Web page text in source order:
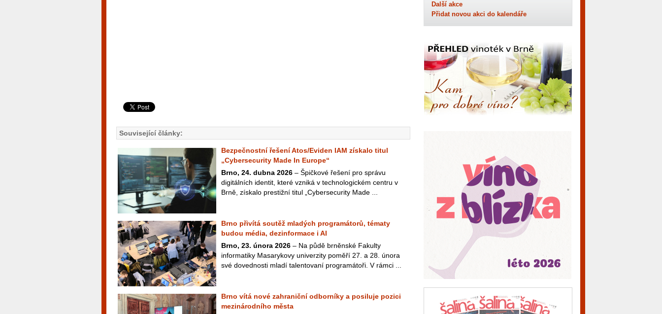
Související články:
Bezpečnostní řešení Atos/Eviden IAM získalo titul
„Cybersecurity Made In Europe“
Brno, 24. dubna 2026 – Špičkové řešení pro správu
digitálních identit, které vzniká v technologickém centru v
Brně, získalo prestižní titul „Cybersecurity Made ...
Brno přivítá soutěž mladých programátorů, tématy
budou média, dezinformace i AI
Brno, 23. února 2026 – Na půdě brněnské Fakulty
informatiky Masarykovy univerzity poměří 27. a 28. února
své dovednosti mladí talentovaní programátoři. V rámci ...
Brno vítá nové zahraniční odborníky a posiluje pozici
mezinárodního města
Další akce
Přidat novou akci do kalendáře